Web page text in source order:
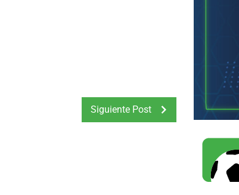
Siguiente Post